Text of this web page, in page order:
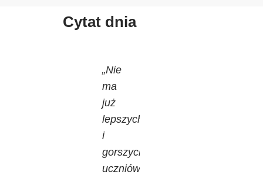
Cytat dnia
„Nie
ma
już
lepszych
i
gorszych
uczniów